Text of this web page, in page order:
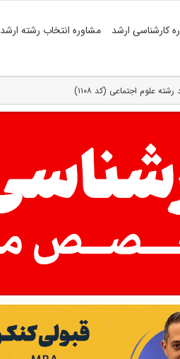
کارشناسی ارشد مشاوره انتخاب رشته ارشد
علوم اجتماعی (کد ۱۱۰۸)